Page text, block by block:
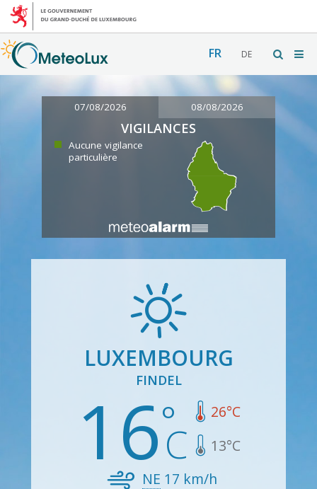
FR DE
07/08/2026 08/08/2026
VIGILANCES
Aucune vigilance
particulière
LUXEMBOURG
FINDEL
16 26°C
13°C
NE 17 km/h